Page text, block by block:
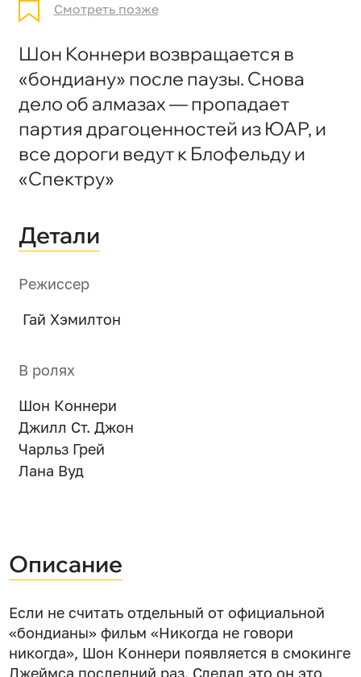
Смотреть позже
Шон Коннери возвращается в
«бондиану» после паузы. Снова
дело об алмазах — пропадает
партия драгоценностей из ЮАР, и
все дороги ведут к Блофельду и
«Спектру»
Детали
Режиссер
Гай Хэмилтон
В ролях
Шон Коннери
Джилл Ст. Джон
Чарльз Грей
Лана Вуд
Описание
Если не считать отдельный от официальной
«бондианы» фильм «Никогда не говори
никогда», Шон Коннери появляется в смокинге
Джеймса последний раз. Сделал это он это